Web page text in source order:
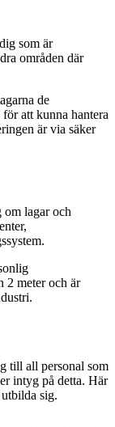
som är
områden där
de
att kunna hantera
är via säker
om lagar och
2 meter och är
till all personal som
intyg på detta. Här
sig.